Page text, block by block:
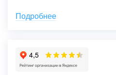
Подробнее